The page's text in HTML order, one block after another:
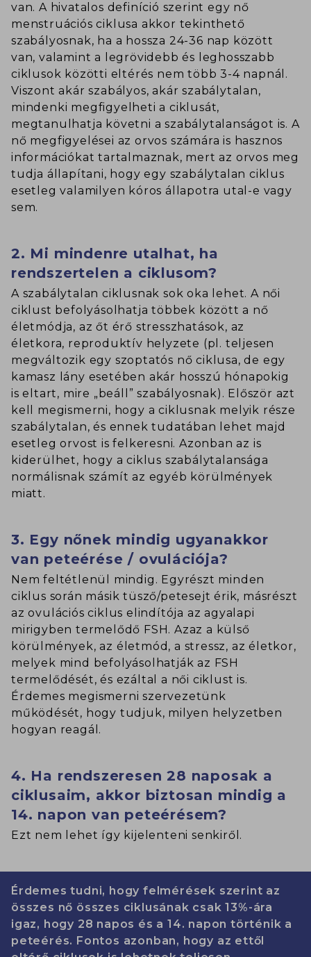
van. A hivatalos definíció szerint egy nő
menstruációs ciklusa akkor tekinthető
szabályosnak, ha a hossza 24-36 nap között
van, valamint a legrövidebb és leghosszabb
ciklusok közötti eltérés nem több 3-4 napnál.
Viszont akár szabályos, akár szabálytalan,
mindenki megfigyelheti a ciklusát,
megtanulhatja követni a szabálytalanságot is. A
nő megfigyelései az orvos számára is hasznos
információkat tartalmaznak, mert az orvos meg
tudja állapítani, hogy egy szabálytalan ciklus
esetleg valamilyen kóros állapotra utal-e vagy
sem.
2. Mi mindenre utalhat, ha
rendszertelen a ciklusom?
A szabálytalan ciklusnak sok oka lehet. A női
ciklust befolyásolhatja többek között a nő
életmódja, az őt érő stresszhatások, az
életkora, reproduktív helyzete (pl. teljesen
megváltozik egy szoptatós nő ciklusa, de egy
kamasz lány esetében akár hosszú hónapokig
is eltart, mire „beáll” szabályosnak). Először azt
kell megismerni, hogy a ciklusnak melyik része
szabálytalan, és ennek tudatában lehet majd
esetleg orvost is felkeresni. Azonban az is
kiderülhet, hogy a ciklus szabálytalansága
normálisnak számít az egyéb körülmények
miatt.
3. Egy nőnek mindig ugyanakkor
van peteérése / ovulációja?
Nem feltétlenül mindig. Egyrészt minden
ciklus során másik tüsző/petesejt érik, másrészt
az ovulációs ciklus elindítója az agyalapi
mirigyben termelődő FSH. Azaz a külső
körülmények, az életmód, a stressz, az életkor,
melyek mind befolyásolhatják az FSH
termelődését, és ezáltal a női ciklust is.
Érdemes megismerni szervezetünk
működését, hogy tudjuk, milyen helyzetben
hogyan reagál.
4. Ha rendszeresen 28 naposak a
ciklusaim, akkor biztosan mindig a
14. napon van peteérésem?
Ezt nem lehet így kijelenteni senkiről.
Érdemes tudni, hogy felmérések szerint az
összes nő összes ciklusának csak 13%-ára
igaz, hogy 28 napos és a 14. napon történik a
peteérés. Fontos azonban, hogy az ettől